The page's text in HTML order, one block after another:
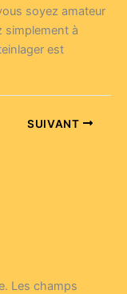
soyez amateur
simplement à
est
SUIVANT
Les champs